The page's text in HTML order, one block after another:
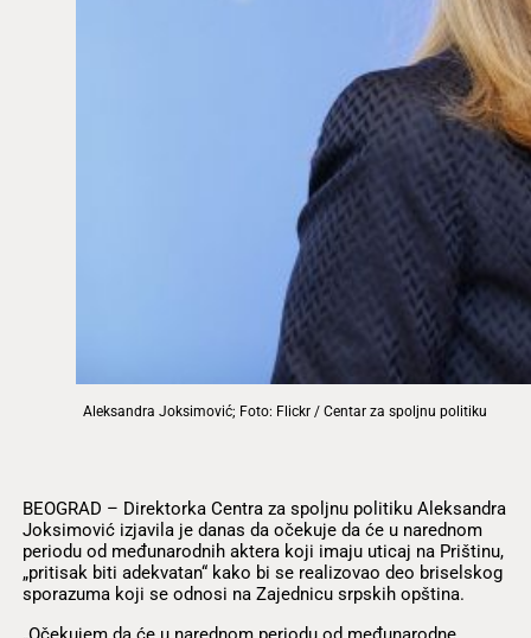
Aleksandra Joksimović; Foto: Flickr / Centar za spoljnu politiku
BEOGRAD – Direktorka Centra za spoljnu politiku Aleksandra
Joksimović izjavila je danas da očekuje da će u narednom
periodu od međunarodnih aktera koji imaju uticaj na Prištinu,
„pritisak biti adekvatan“ kako bi se realizovao deo briselskog
sporazuma koji se odnosi na Zajednicu srpskih opština.